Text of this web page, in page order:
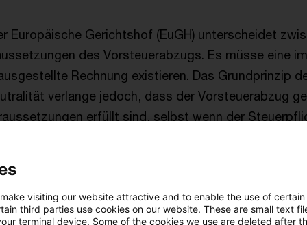
Europäische Gerichtshof (EuGH) unterscheidet
des Vorsteuerabzugs. Es müsse eine
Rechnung existieren. Das Grundprinzip
verlange jedoch, dass der Vorsteuerabzug
erfüllt sind, selbst wenn der
Voraussetzungen nicht nachgekommen ist. In
das frühere Urteil des EuGH in der Rs.
(C-
Vorsteuerabzug nicht verweigern kann, wenn sie
prüfen, ob die materiellen Voraussetzungen erfüllt
dies mithin durch objektive Nachweise belegen.
visiting our website attractive and to enable the use of
third parties use cookies on our website. These are small text
terminal device. Some of the cookies we use are deleted after